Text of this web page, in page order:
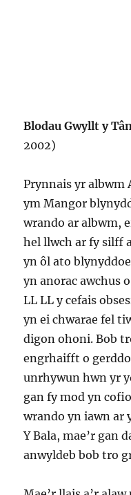
Blodau Gwyllt y
2002)
Prynnais yr albwm
ym Mangor
wrando ar albwm,
hel llwch ar fy silff
yn ôl ato
yn anorac awchus
LL LL y cefais
yn ei chwarae fel
digon ohoni. Bob
engrhaifft o
unrhywun hwn yr
gan fy mod yn
wrando yn iawn ar
Y Bala, mae’r gan
anwyldeb bob tro